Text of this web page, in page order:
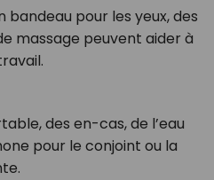
bandeau pour les yeux, des
massage peuvent aider à
des en-cas, de l’eau
pour le conjoint ou la